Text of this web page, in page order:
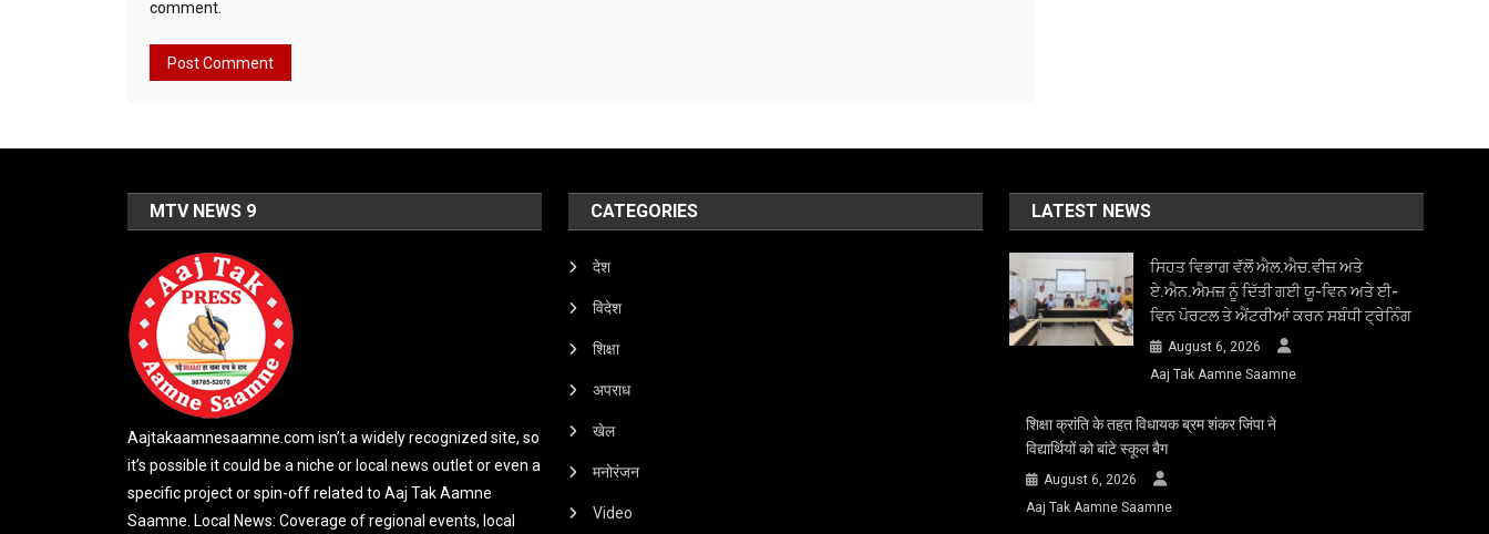
comment.
MTV NEWS 9
Aajtakaamnesaamne.com isn’t a widely recognized site, so
it’s possible it could be a niche or local news outlet or even a
specific project or spin-off related to Aaj Tak Aamne
Saamne. Local News: Coverage of regional events, local
CATEGORIES
देश
विदेश
शिक्षा
अपराध
खेल
मनोरंजन
Video
LATEST NEWS
ਸਿਹਤ ਵਿਭਾਗ ਵੱਲੋਂ ਐਲ.ਐਚ.ਵੀਜ਼ ਅਤੇ
ਏ.ਐਨ.ਐਮਜ਼ ਨੂੰ ਦਿੱਤੀ ਗਈ ਯੂ-ਵਿਨ ਅਤੇ ਈ-
ਵਿਨ ਪੋਰਟਲ ਤੇ ਐਂਟਰੀਆਂ ਕਰਨ ਸਬੰਧੀ ਟ੍ਰੇਨਿੰਗ
August 6, 2026
Aaj Tak Aamne Saamne
शिक्षा क्रांति के तहत विधायक ब्रम शंकर जिंपा ने
विद्यार्थियों को बांटे स्कूल बैग
August 6, 2026
Aaj Tak Aamne Saamne